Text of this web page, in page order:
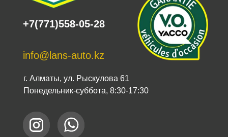
+7(771)558-05-28
info@lans-auto.kz
г. Алматы, ул. Рыскулова 61
Понедельник-суббота, 8:30-17:30